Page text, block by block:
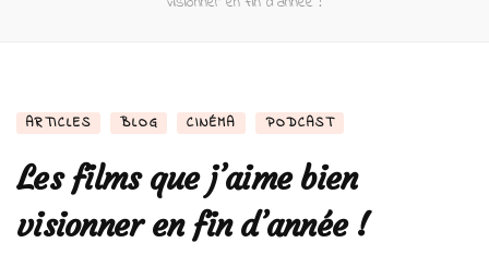
Auteur
ARTICLES BLOG CINÉMA PODCAST
Les films que j’aime bien
visionner en fin d’année !